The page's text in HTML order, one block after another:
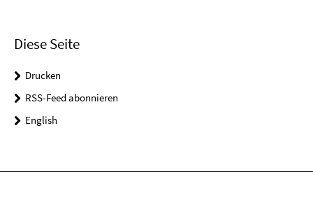
Diese Seite
Drucken
RSS-Feed abonnieren
English